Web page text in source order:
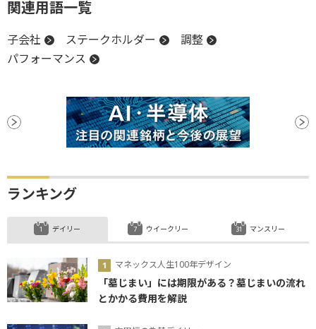
関連用語一覧
子会社 ステークホルダー
調整
パフォーマンス
ランキング
デイリー
マネックス人生100年デザイン
「墓じまい」には期限がある？墓じまいの流れ
とかかる費用を解説
ウイークリー マンスリー